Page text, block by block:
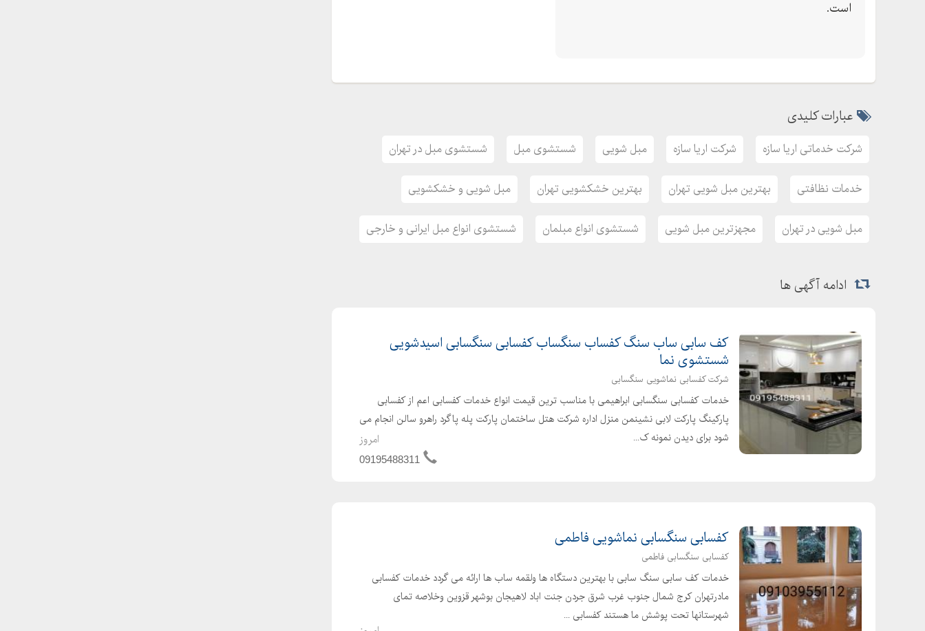
است.
عبارات کلیدی
شرکت خدماتی اریا سازه شرکت اریا سازه مبل شویی شستشوی مبل شستشوی مبل در تهران
خدمات نظافتی بهترین مبل شویی تهران بهترین خشکشویی تهران مبل شویی و خشکشویی
مبل شویی در تهران مجهزترین مبل شویی شستشوی انواع مبلمان شستشوی انواع مبل ایرانی و خارجی
ادامه آگهی ها
کف سابی ساب سنگ کفساب سنگساب کفسابی سنگسابی اسیدشویی
شستشوی نما
شرکت کفسابی نماشویی سنگسابی
خدمات کفسابی سنگسابی ابراهیمی با مناسب ترین قیمت انواع خدمات کفسابی اعم از کفسابی
پارکینگ پارکت لابی نشینمن منزل اداره شرکت هتل ساختمان پارکت پله پاگرد راهرو سالن انجام می
شود برای دیدن نمونه ک...
امروز
09195488311
کفسابی سنگسابی نماشویی فاطمی
کفسابی سنگسابی فاطمی
خدمات کف سابی سنگ سابی با بهترین دستگاه ها ولقمه ساب ها ارائه می گردد خدمات کفسابی
مادرتهران کرج شمال جنوب غرب شرق جردن جنت اباد لاهیجان بوشهر قزوین وخلاصه تمای
شهرستانها تحت پوشش ما هستند کفسابی ...